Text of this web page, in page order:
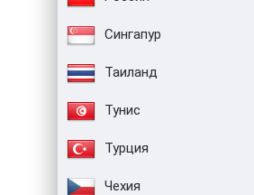
Сингапур
Таиланд
Тунис
Турция
Чехия